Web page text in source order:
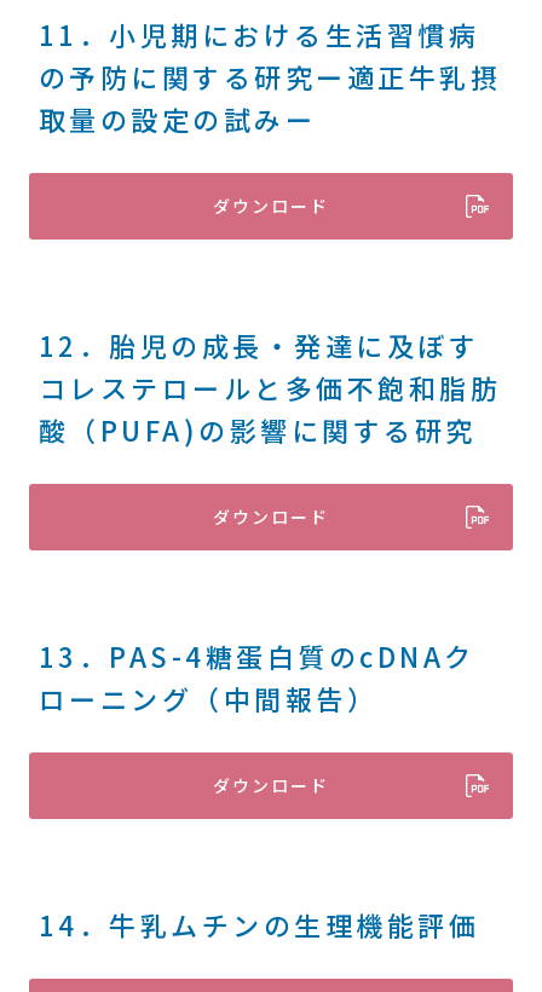
11．小児期における生活習慣病
の予防に関する研究ー適正牛乳摂
取量の設定の試みー
ダウンロード
12．胎児の成長・発達に及ぼす
コレステロールと多価不飽和脂肪
酸（PUFA)の影響に関する研究
ダウンロード
13．PAS-4糖蛋白質のcDNAク
ローニング（中間報告）
ダウンロード
14．牛乳ムチンの生理機能評価